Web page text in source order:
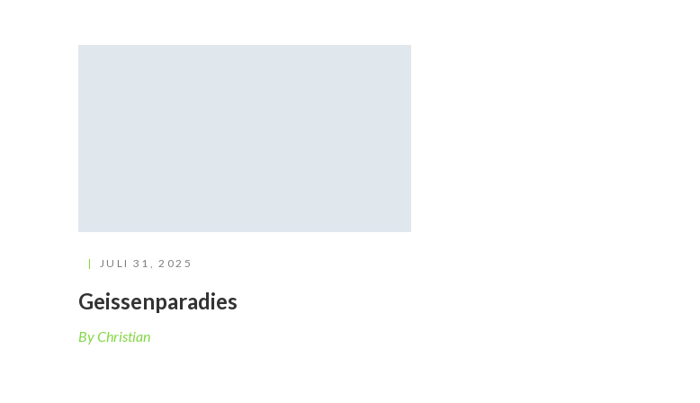
JULI 31, 2025
Geissenparadies
By Christian